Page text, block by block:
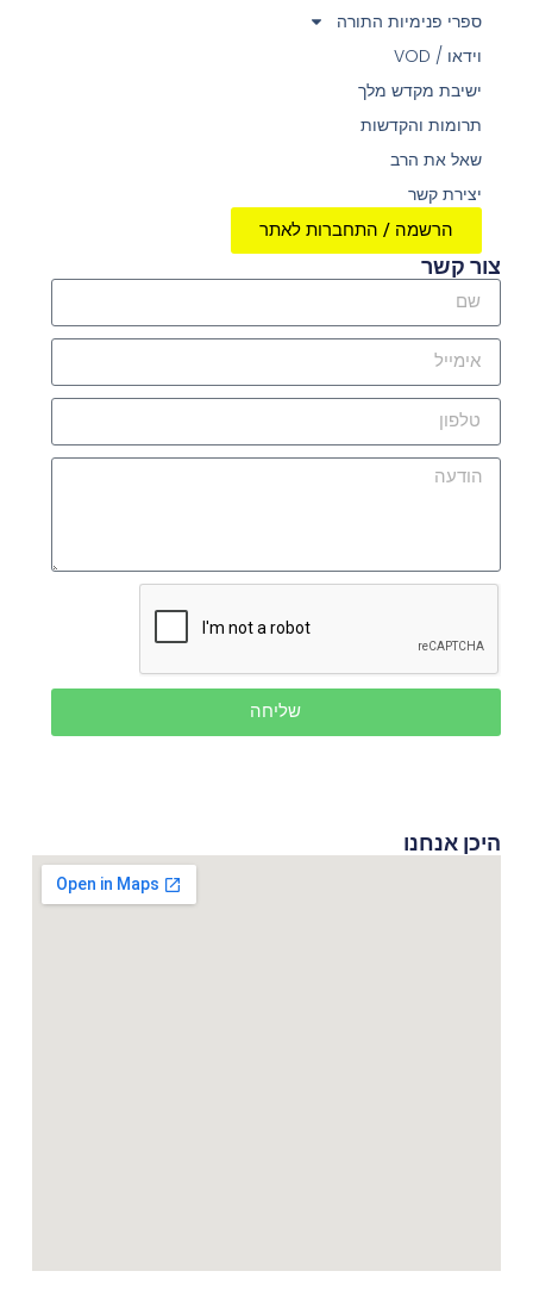
ספרי פנימיות התורה
וידאו / VOD
ישיבת מקדש מלך
תרומות והקדשות
שאל את הרב
יצירת קשר
הרשמה / התחברות לאתר
צור קשר
שליחה
היכן אנחנו